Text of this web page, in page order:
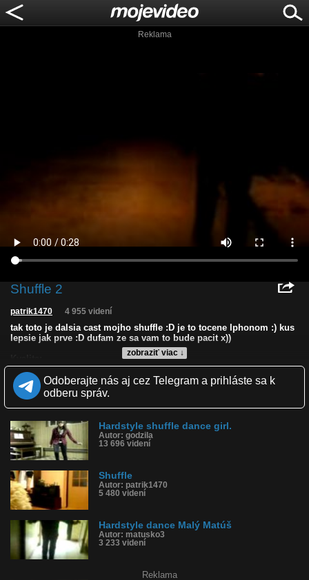
Reklama
Shuffle 2
zobraziť viac ↓
patrik1470 4 955 videní
tak toto je dalsia cast mojho shuffle :D je to tocene Iphonom :) kus
lepsie jak prve :D dufam ze sa vam to bude pacit x))
Zverejnené: 2.7.2010 19:45
Páči sa: 79% (14 hlasov)
Obľúbené: 1
Komentárov: 8
Kategória: zábavné
Tagy: shuffle, pati, roznava, hardstyle, iphone, dance, tanec
História sledovanosti videa:
Odoberajte nás aj cez Telegram a prihláste sa k
odberu správ.
Hardstyle shuffle dance girl.
Autor: godzila
13 696 videní
Shuffle
Autor: patrik1470
5 480 videní
Hardstyle dance Malý Matúš
Autor: matusko3
3 233 videní
Reklama